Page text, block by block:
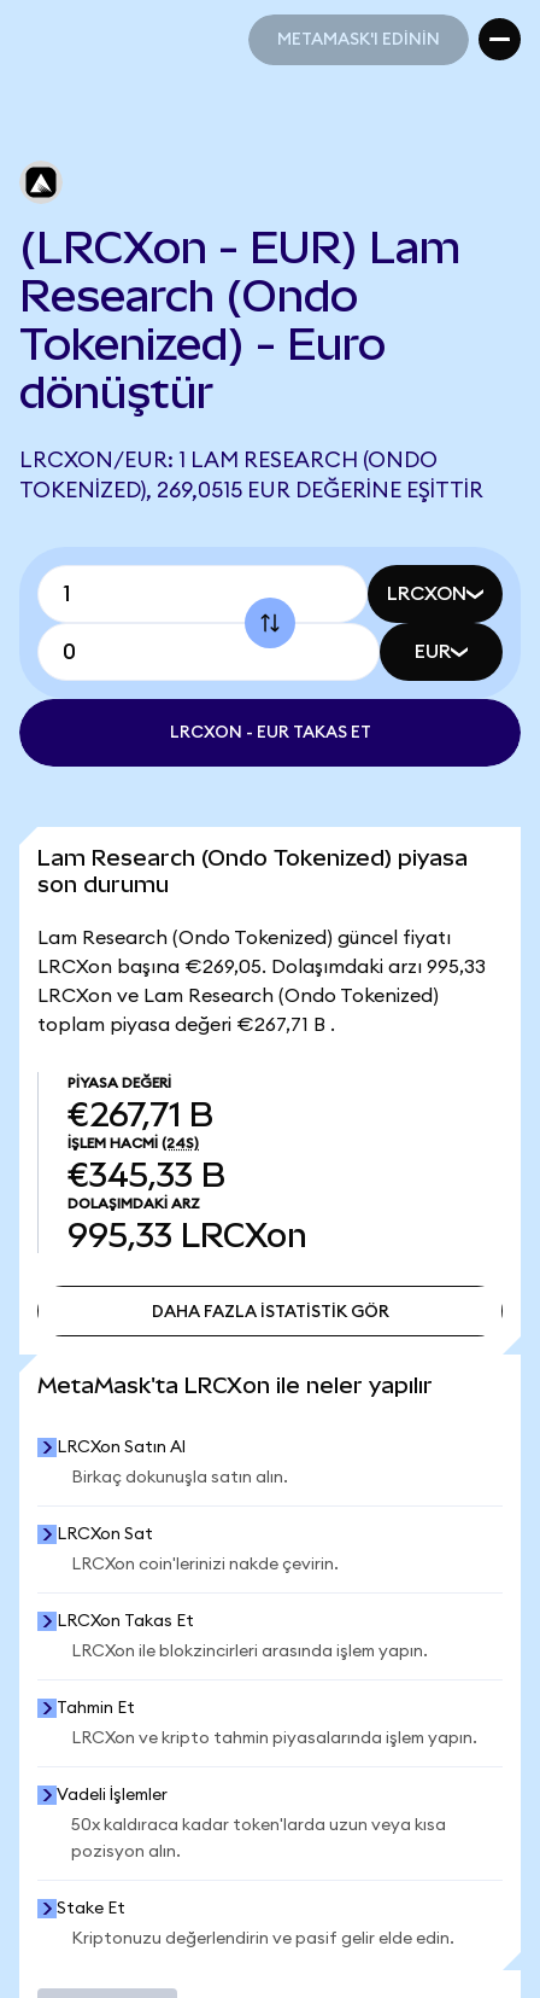
METAMASK'I EDİNİN
(LRCXon - EUR) Lam
Research (Ondo
Tokenized) - Euro
dönüştür
LRCXON/EUR: 1 LAM RESEARCH (ONDO
TOKENIZED), 269,0515 EUR DEĞERINE EŞITTIR
LRCXON
EUR
LRCXON - EUR TAKAS ET
Lam Research (Ondo Tokenized) piyasa
son durumu
Lam Research (Ondo Tokenized) güncel fiyatı
LRCXon başına €269,05. Dolaşımdaki arzı 995,33
LRCXon ve Lam Research (Ondo Tokenized)
toplam piyasa değeri €267,71 B .
PIYASA DEĞERI
€267,71 B
İŞLEM HACMI (24S)
€345,33 B
DOLAŞIMDAKI ARZ
995,33 LRCXon
DAHA FAZLA İSTATİSTİK GÖR
MetaMask'ta LRCXon ile neler yapılır
LRCXon Satın Al
Birkaç dokunuşla satın alın.
LRCXon Sat
LRCXon coin'lerinizi nakde çevirin.
LRCXon Takas Et
LRCXon ile blokzincirleri arasında işlem yapın.
Tahmin Et
LRCXon ve kripto tahmin piyasalarında işlem yapın.
Vadeli İşlemler
50x kaldıraca kadar token'larda uzun veya kısa
pozisyon alın.
Stake Et
Kriptonuzu değerlendirin ve pasif gelir elde edin.